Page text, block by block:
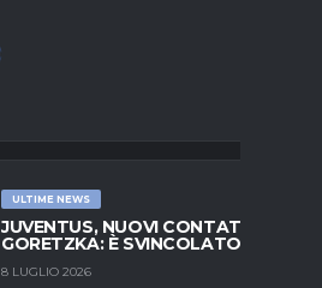
ULTIME NEWS
JUVENTUS, NUOVI CONTATTI PER
GORETZKA: È SVINCOLATO
8 LUGLIO 2026